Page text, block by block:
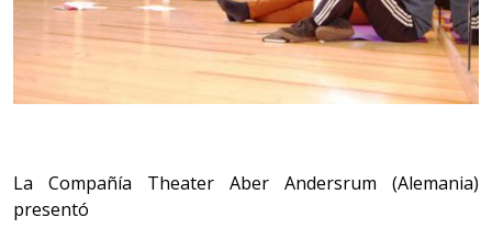
La Compañía Theater Aber Andersrum (Alemania)
presentó